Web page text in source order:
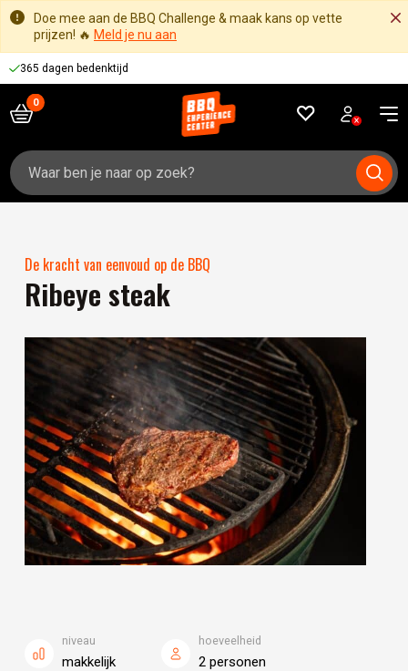
Doe mee aan de BBQ Challenge & maak kans op vette
prijzen! 🔥 Meld je nu aan
365 dagen bedenktijd
Zoeken
naar:
De kracht van eenvoud op de BBQ
Ribeye steak
niveau
makkelijk
hoeveelheid
2 personen